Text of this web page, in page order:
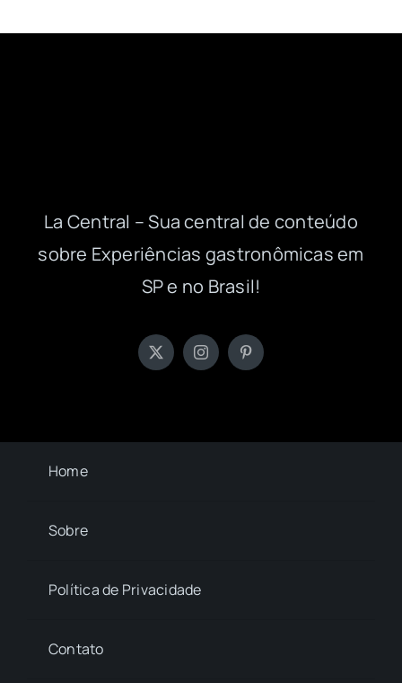
La Central – Sua central de conteúdo
sobre Experiências gastronômicas em
SP e no Brasil!
Home
Sobre
Política de Privacidade
Contato